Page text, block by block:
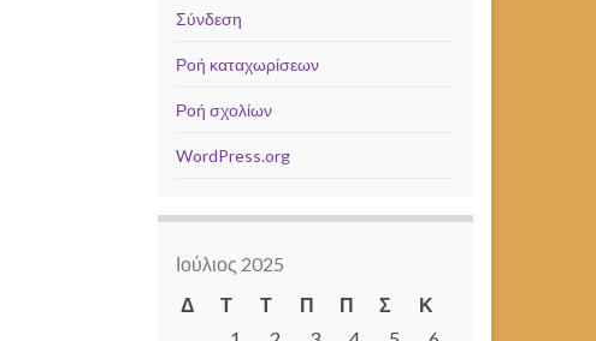
Σύνδεση
Ροή καταχωρίσεων
Ροή σχολίων
WordPress.org
Ιούλιος 2025
Δ
Τ Τ Π Π Σ
Κ